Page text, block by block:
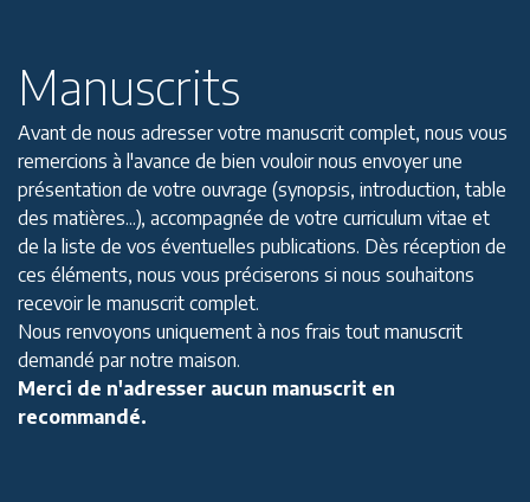
Manuscrits
Avant de nous adresser votre manuscrit complet, nous vous
remercions à l'avance de bien vouloir nous envoyer une
présentation de votre ouvrage (synopsis, introduction, table
des matières...), accompagnée de votre curriculum vitae et
de la liste de vos éventuelles publications. Dès réception de
ces éléments, nous vous préciserons si nous souhaitons
recevoir le manuscrit complet.
Nous renvoyons uniquement à nos frais tout manuscrit
demandé par notre maison.
Merci de n'adresser aucun manuscrit en
recommandé.